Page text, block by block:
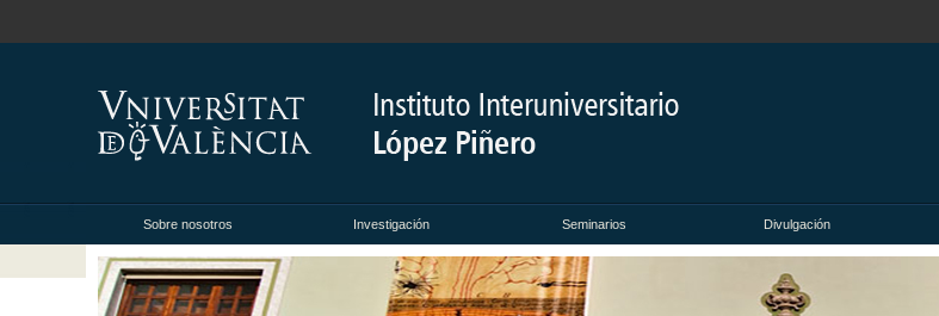
Sobre nosotros Investigación Seminarios Divulgación